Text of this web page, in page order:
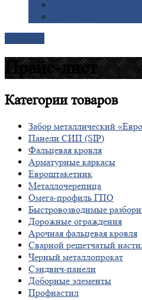
Прайс-лист
Категориитоваров
Забор металлический
Панели СИП (SIP)
Фальцевая кровля
Арматурные каркасы
Евроштакетник
Металлочерепица
Омега-профиль ГПО
Быстровозводимые
Дорожные ограждения
Арочная фальцевая кровля
Сварной решетчатый
Черный металлопрокат
Сэндвич-панели
Доборные элементы
Профнастил